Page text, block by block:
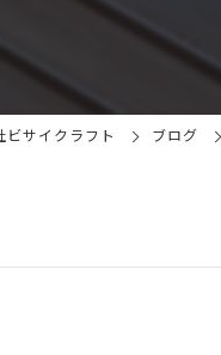
サイクラフト ブログ